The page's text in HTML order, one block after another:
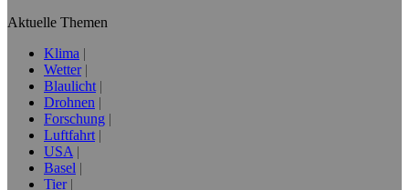
Aktuelle Themen
Klima
Wetter
Blaulicht
Drohnen
Forschung
Luftfahrt
USA
Basel
Tier